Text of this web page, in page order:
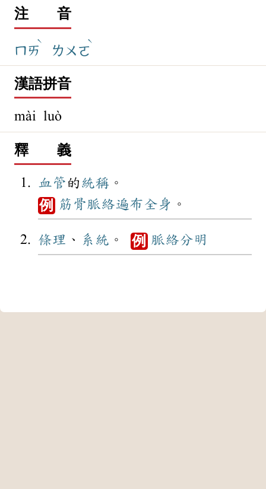
注 音
ㄇㄞ
ˋ
ㄌㄨㄛ
ˋ
漢語拼音
mài luò
釋 義
血管 的 統稱 。
例 筋骨脈絡遍布全身 。
條理 、 系統 。 例 脈絡分明